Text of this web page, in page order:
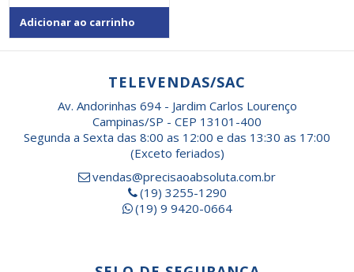
Adicionar ao carrinho
TELEVENDAS/SAC
Av. Andorinhas 694 - Jardim Carlos Lourenço
Campinas/SP - CEP 13101-400
Segunda a Sexta das 8:00 as 12:00 e das 13:30 as 17:00
(Exceto feriados)
vendas@precisaoabsoluta.com.br
(19) 3255-1290
(19) 9 9420-0664